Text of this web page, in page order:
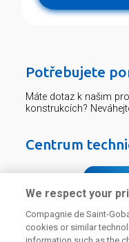
Potřebujete
Máte dotaz k našim
konstrukcích?
Centrum
We respect your
Compagnie de Saint-
cookies or similar